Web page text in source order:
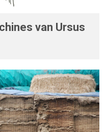
van Ursus